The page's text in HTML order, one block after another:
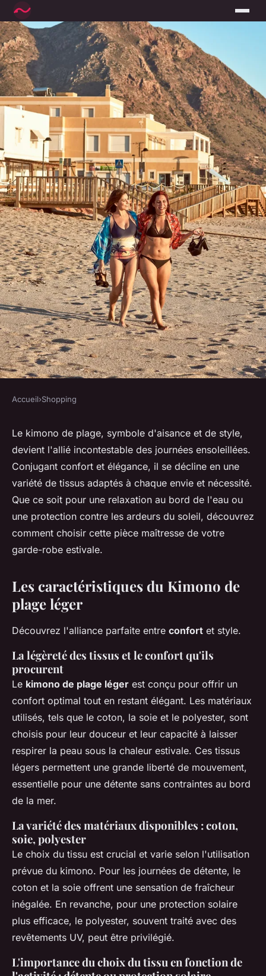
SHOPPING
Kimono de plage : un
vêtement avec un confort
indiscutable
herbert• 15 avril 2024•4 min de lecture
Accueil›Shopping
Le kimono de plage, symbole d'aisance et de style,
devient l'allié incontestable des journées ensoleillées.
Conjugant confort et élégance, il se décline en une
variété de tissus adaptés à chaque envie et nécessité.
Que ce soit pour une relaxation au bord de l'eau ou
une protection contre les ardeurs du soleil, découvrez
comment choisir cette pièce maîtresse de votre
garde-robe estivale.
Les caractéristiques du Kimono de
plage léger
Découvrez l'alliance parfaite entre confort et style.
La légèreté des tissus et le confort qu'ils
procurent
Le kimono de plage léger est conçu pour offrir un
confort optimal tout en restant élégant. Les matériaux
utilisés, tels que le coton, la soie et le polyester, sont
choisis pour leur douceur et leur capacité à laisser
respirer la peau sous la chaleur estivale. Ces tissus
légers permettent une grande liberté de mouvement,
essentielle pour une détente sans contraintes au bord
de la mer.
La variété des matériaux disponibles : coton,
soie, polyester
Le choix du tissu est crucial et varie selon l'utilisation
prévue du kimono. Pour les journées de détente, le
coton et la soie offrent une sensation de fraîcheur
inégalée. En revanche, pour une protection solaire
plus efficace, le polyester, souvent traité avec des
revêtements UV, peut être privilégié.
L'importance du choix du tissu en fonction de